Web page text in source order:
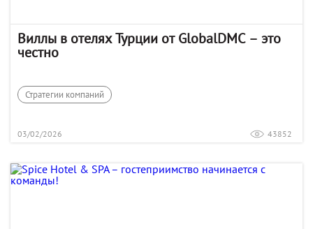
Виллы в отелях Турции от GlobalDMC – это
честно
Стратегии компаний
03/02/2026 43852